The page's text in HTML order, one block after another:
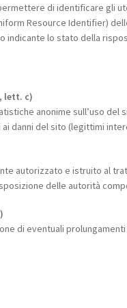
di identificare gli
Resource Identifier)
lo stato della
lett. c)
anonime sull’uso
danni del sito (legittimi
autorizzato e istruito al
delle autorità
di eventuali